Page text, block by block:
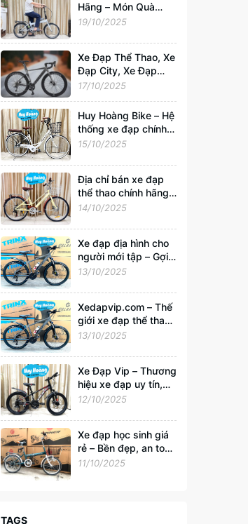
Hãng – Món Quà
Tuyệt Vời Cho Bé
Xedapvip.com
19/10/2025
Xe Đạp Thể Thao, Xe
Đạp City, Xe Đạp
Gấp Chính Hãng –
Nhất Tại
Xedapvip.com
17/10/2025
Huy Hoàng Bike – Hệ
thống xe đạp chính
hãng hàng đầu Việt
15/10/2025
Địa chỉ bán xe đạp
thể thao chính hãng,
giá tốt nhất Hà Nội
14/10/2025
Xe đạp địa hình cho
người mới tập – Gợi ý
chọn xe tốt, giá chỉ
Xedapvip.com
13/10/2025
Xedapvip.com – Thế
giới xe đạp thể thao
và xe đạp giá rẻ chất
13/10/2025
Xe Đạp Vip – Thương
hiệu xe đạp uy tín,
đồng hành cùng sức
sống Việt
12/10/2025
Xe đạp học sinh giá
rẻ – Bền đẹp, an toàn
cho tuổi đến trường
11/10/2025
TAGS